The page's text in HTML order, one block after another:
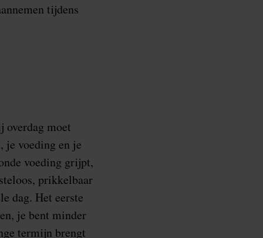
tijdens
overdag moet
je voeding en je
voeding grijpt,
prikkelbaar
dag. Het eerste
je bent minder
termijn brengt